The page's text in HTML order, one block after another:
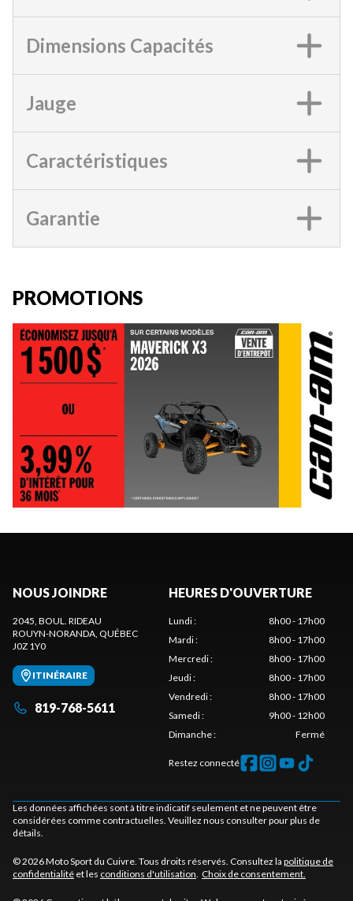
Dimensions Capacités
Jauge
Caractéristiques
Garantie
PROMOTIONS
NOUS JOINDRE
2045, BOUL. RIDEAU
ROUYN-NORANDA, QUÉBEC
J0Z 1Y0
ITINÉRAIRE
819-768-5611
HEURES D'OUVERTURE
Lundi:
8h00 - 17h00
Mardi:
8h00 - 17h00
Mercredi:
8h00 - 17h00
Jeudi:
8h00 - 17h00
Vendredi:
8h00 - 17h00
Samedi:
9h00 - 12h00
Dimanche: Fermé
Restez connecté
Les données affichées sont à titre indicatif seulement et ne peuvent être
considérées comme contractuelles. Veuillez nous consulter pour plus de
détails.
© 2026 Moto Sport du Cuivre. Tous droits réservés. Consultez la politique de
confidentialité et les conditions d'utilisation. Choix de consentement.